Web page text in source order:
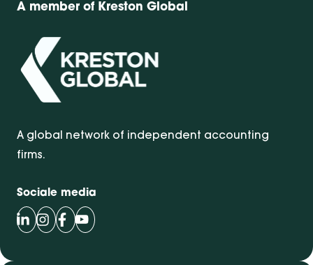
A member of Kreston Global
A global network of independent accounting
firms.
Sociale media
Volg Bentacera op LinkedIn
Volg Bentacera op Instagram
Volg Bentacera op Facebook
Volg Bentacera op Youtube